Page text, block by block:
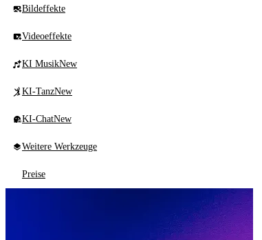
Bildeffekte
Videoeffekte
KI MusikNew
KI-TanzNew
KI-ChatNew
Weitere Werkzeuge
Preise